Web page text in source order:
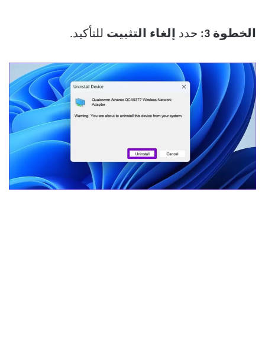
الخطوة 3: حدد إلغاء التثبيت للتأكيد.